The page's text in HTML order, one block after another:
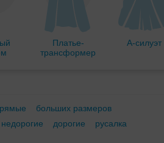
Платье-
трансформер
А-силуэт
больших размеров
недорогие дорогие
русалка